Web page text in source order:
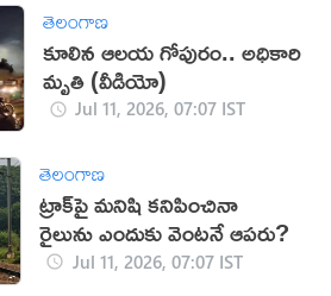
తెలంగాణ
కూలిన ఆలయ గోపురం.. అధికారి
మృతి (వీడియో)
Jul 11, 2026, 07:07 IST
తెలంగాణ
ట్రాక్‌పై మనిషి కనిపించినా
రైలును ఎందుకు వెంటనే ఆపరు?
Jul 11, 2026, 07:07 IST